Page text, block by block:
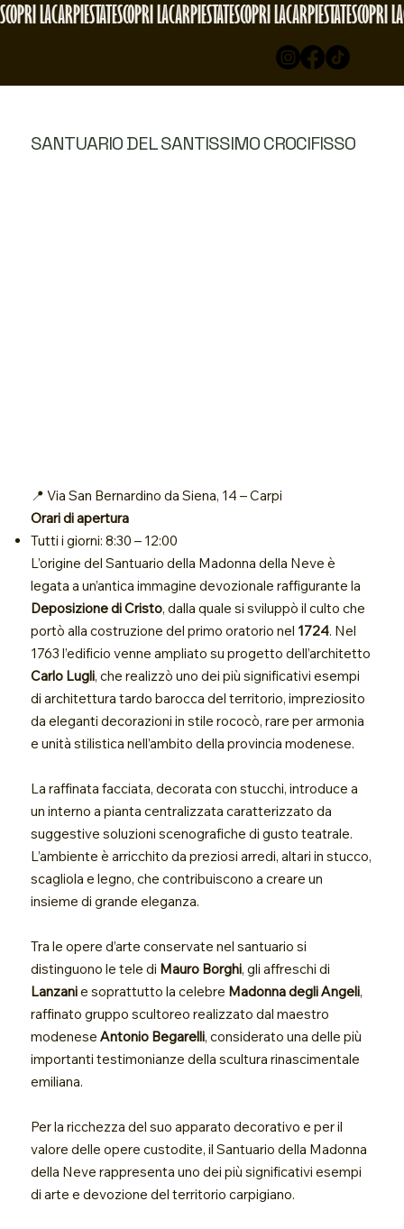
SCOPRI LACARPIESTATE
SANTUARIO DEL SANTISSIMO CROCIFISSO
📍 Via San Bernardino da Siena, 14 – Carpi
Orari di apertura
Tutti i giorni: 8:30 – 12:00
L’origine del Santuario della Madonna della Neve è
legata a un’antica immagine devozionale raffigurante la
Deposizione di Cristo, dalla quale si sviluppò il culto che
portò alla costruzione del primo oratorio nel 1724. Nel
1763 l’edificio venne ampliato su progetto dell’architetto
Carlo Lugli, che realizzò uno dei più significativi esempi
di architettura tardo barocca del territorio, impreziosito
da eleganti decorazioni in stile rococò, rare per armonia
e unità stilistica nell’ambito della provincia modenese.
La raffinata facciata, decorata con stucchi, introduce a
un interno a pianta centralizzata caratterizzato da
suggestive soluzioni scenografiche di gusto teatrale.
L’ambiente è arricchito da preziosi arredi, altari in stucco,
scagliola e legno, che contribuiscono a creare un
insieme di grande eleganza.
Tra le opere d’arte conservate nel santuario si
distinguono le tele di Mauro Borghi, gli affreschi di
Lanzanie soprattutto la celebre Madonna degli Angeli,
raffinato gruppo scultoreo realizzato dal maestro
modeneseAntonio Begarelli, considerato una delle più
importanti testimonianze della scultura rinascimentale
emiliana.
Per la ricchezza del suo apparato decorativo e per il
valore delle opere custodite, il Santuario della Madonna
della Neve rappresenta uno dei più significativi esempi
di arte e devozione del territorio carpigiano.